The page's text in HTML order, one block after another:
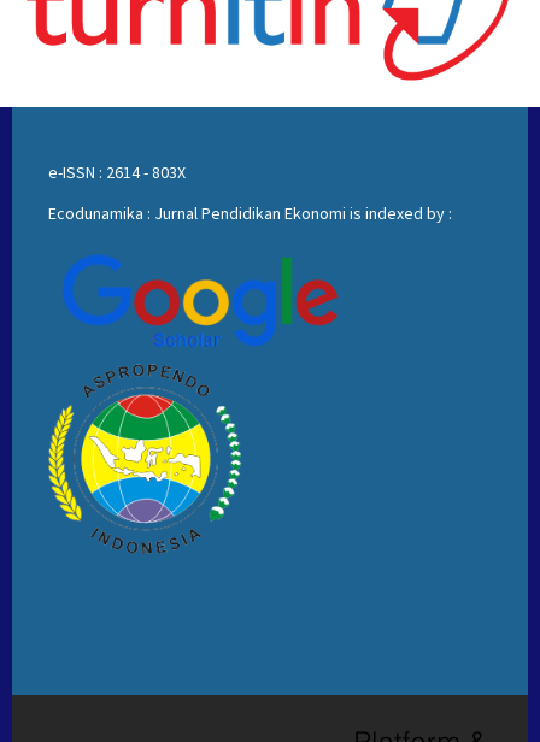
e-ISSN : 2614 - 803X
Ecodunamika : Jurnal Pendidikan Ekonomi is indexed by :